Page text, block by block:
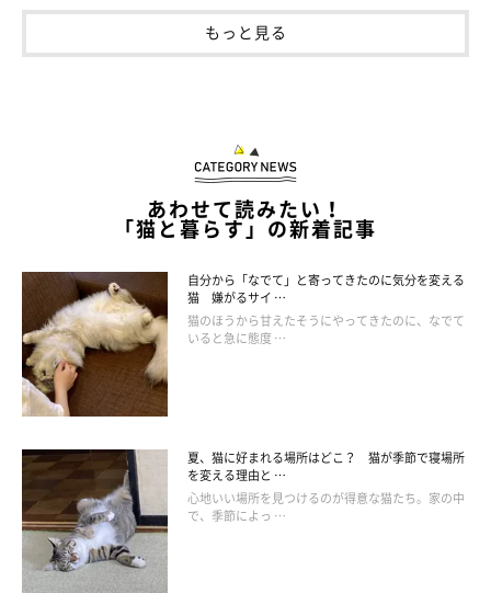
ねこのきもち投稿写真ギャラリー
猫は視力が弱く、人の10分の1程度しか見えていないのだとか。
な状態です。
猫がちゃんと視認できる範囲は6ｍ以内で、それ以上離れるとぼ
やけて見えると考えられています。
もっと見る
あわせて読みたい！
「猫と暮らす」の新着記事
自分から「なでて」と寄ってきたのに気分を変える
猫 嫌がるサイ …
猫のほうから甘えたそうにやってきたのに、なでて
いると急に態度 …
夏、猫に好まれる場所はどこ？ 猫が季節で寝場所
を変える理由と …
心地いい場所を見つけるのが得意な猫たち。家の中
で、季節によっ …